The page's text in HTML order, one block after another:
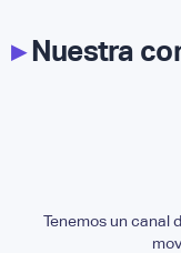
▸Nuestra
Tenemos un canal